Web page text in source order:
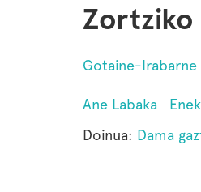
Zortziko
Gotaine-Irabarne
Ane Labaka
Doinua: Dama